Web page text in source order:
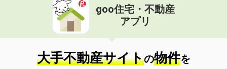
goo住宅・不動産
アプリ
大手不動産サイトの物件を